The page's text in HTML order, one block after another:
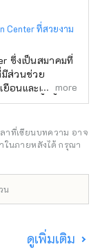
Center ที่สวยงาม
ซึ่งเป็นสมาคมที่
ส่วนช่วย
ยือนและผู้อยู่
และสร้างการ
ทรอิสุ การ
การศึกษาและ
อปรับปรุง
more
าที่เขียนบทความ อาจ
ในภายหลังได้ กรุณา
น
ดูเพิ่มเติม